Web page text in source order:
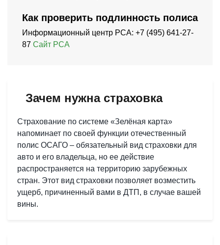
Как проверить подлинность полиса
Информационный центр РСА: +7 (495) 641-27-
87 Сайт РСА
Зачем нужна страховка
Страхование по системе «Зелёная карта»
напоминает по своей функции отечественный
полис ОСАГО – обязательный вид страховки для
авто и его владельца, но ее действие
распространяется на территорию зарубежных
стран. Этот вид страховки позволяет возместить
ущерб, причиненный вами в ДТП, в случае вашей
вины.